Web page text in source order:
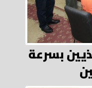
بسرعة